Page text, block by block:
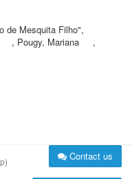
de Mesquita Filho",
, Pougy, Mariana
,
Contact us